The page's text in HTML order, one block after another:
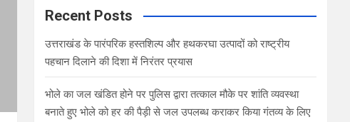
Recent Posts
उत्तराखंड के पारंपरिक हस्तशिल्प और हथकरघा उत्पादों को राष्ट्रीय
पहचान दिलाने की दिशा में निरंतर प्रयास
भोले का जल खंडित होने पर पुलिस द्वारा तत्काल मौके पर शांति व्यवस्था
बनाते हुए भोले को हर की पैड़ी से जल उपलब्ध कराकर किया गंतव्य के लिए